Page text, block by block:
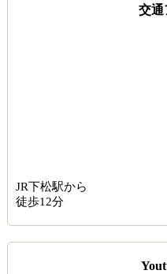
交通
JR下松駅から
徒歩12分